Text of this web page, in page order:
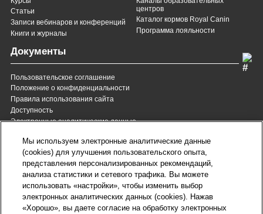
Статьи
Записи вебинаров и конференций
Книги и журналы
центров
Каталог кормов Royal Canin
Программа лояльности
Документы
Пользовательское соглашение
Положение о конфиденциальности
Правила использования сайта
Доступность
Электронные аналитические данные
8 (800) 200-37-35
Служба Заботы для России
звонок бесплатный для
всех регионов России
8 (820) 007-137-35
Служба Заботы для
Республики Беларусь
contact@royalcanin.ru
Техническая поддержка
Карта сайта
Мы используем электронные аналитические данные
(cookies) для улучшения пользовательского опыта,
представления персонализированных рекомендаций,
анализа статистики и сетевого трафика. Вы можете
использовать «настройки», чтобы изменить выбор
электронных аналитических данных (cookies). Нажав
«Хорошо», вы даете согласие на обработку электронных